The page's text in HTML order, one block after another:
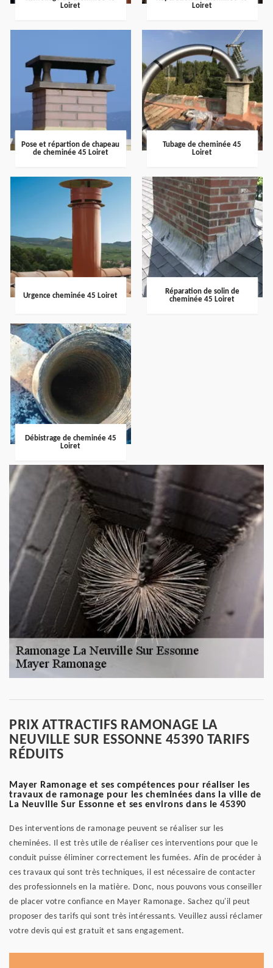
Loiret
Loiret
Pose et répartion de chapeau
de cheminée 45 Loiret
Tubage de cheminée 45
Loiret
Urgence cheminée 45 Loiret
Réparation de solin de
cheminée 45 Loiret
Débistrage de cheminée 45
Loiret
PRIX ATTRACTIFS RAMONAGE LA
NEUVILLE SUR ESSONNE 45390 TARIFS
RÉDUITS
Mayer Ramonage et ses compétences pour réaliser les
travaux de ramonage pour les cheminées dans la ville de
La Neuville Sur Essonne et ses environs dans le 45390
Des interventions de ramonage peuvent se réaliser sur les
cheminées. Il est très utile de réaliser ces interventions pour que le
conduit puisse éliminer correctement les fumées. Afin de procéder à
ces travaux qui sont très techniques, il est nécessaire de contacter
des professionnels en la matière. Donc, nous pouvons vous conseiller
de placer votre confiance en Mayer Ramonage. Sachez qu'il peut
proposer des tarifs qui sont très intéressants. Veuillez aussi réclamer
votre devis qui est gratuit et sans engagement.